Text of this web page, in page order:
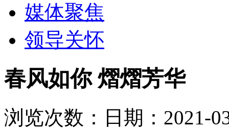
媒体聚焦
领导关怀
春风如你 熠熠芳华
浏览次数： 日期：2021-